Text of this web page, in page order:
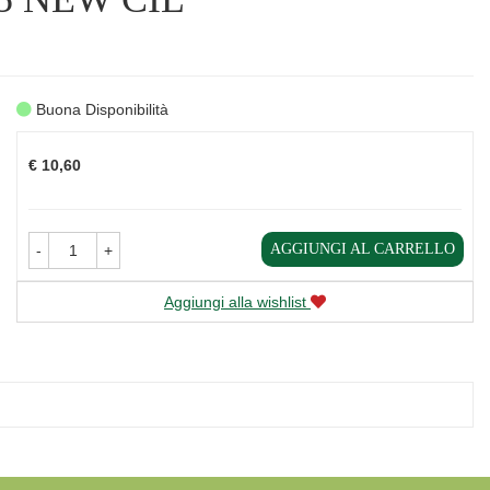
Buona Disponibilità
€ 10,60
- + AGGIUNGI AL CARRELLO
Aggiungi alla wishlist